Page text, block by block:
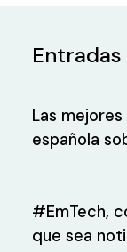
Las
española
#EmTech,
que sea